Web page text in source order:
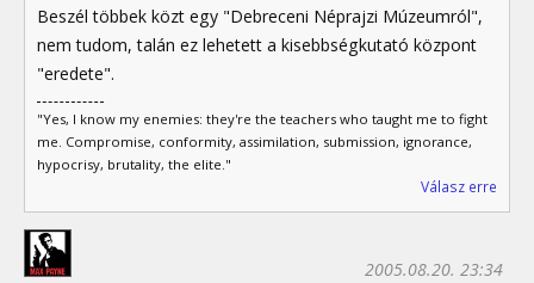
Beszél többek közt egy "Debreceni Néprajzi Múzeumról",
nem tudom, talán ez lehetett a kisebbségkutató központ
"eredete".
"Yes, I know my enemies: they're the teachers who taught me to fight
me. Compromise, conformity, assimilation, submission, ignorance,
hypocrisy, brutality, the elite."
Válasz erre
2005.08.20. 23:34